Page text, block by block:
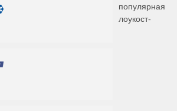
популярная
лоукост-